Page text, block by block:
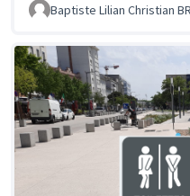
Baptiste Lilian Christian